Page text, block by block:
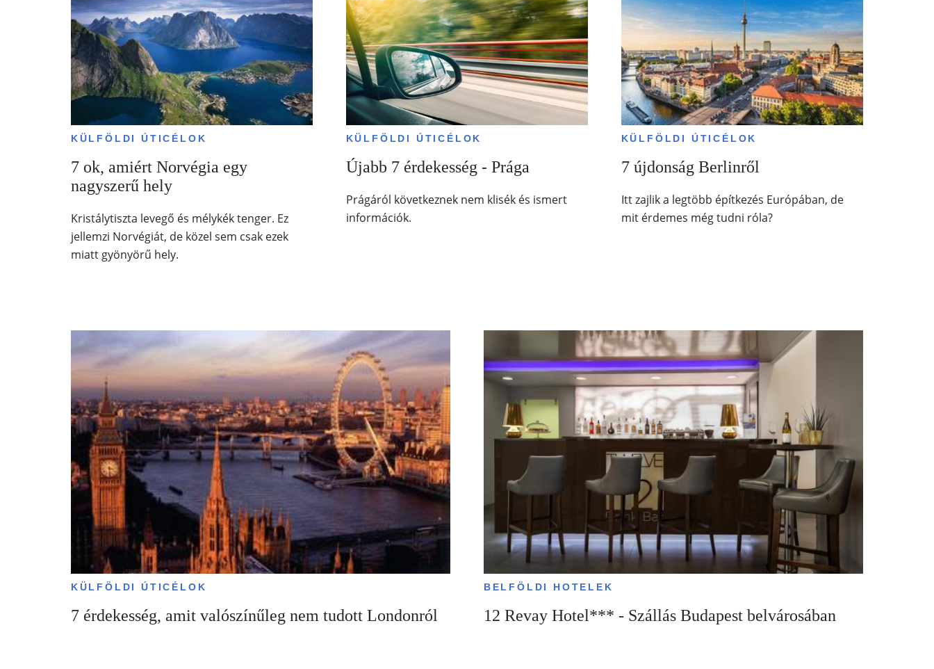
KÜLFÖLDI ÚTICÉLOK
7 ok, amiért Norvégia egy
nagyszerű hely
Kristálytiszta levegő és mélykék tenger. Ez
jellemzi Norvégiát, de közel sem csak ezek
miatt gyönyörű hely.
KÜLFÖLDI ÚTICÉLOK
Újabb 7 érdekesség - Prága
Prágáról következnek nem klisék és ismert
információk.
KÜLFÖLDI ÚTICÉLOK
7 újdonság Berlinről
Itt zajlik a legtöbb építkezés Európában, de
mit érdemes még tudni róla?
KÜLFÖLDI ÚTICÉLOK
7 érdekesség, amit valószínűleg nem tudott Londonról
BELFÖLDI HOTELEK
12 Revay Hotel*** - Szállás Budapest belvárosában